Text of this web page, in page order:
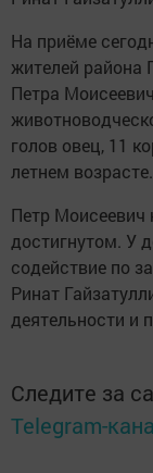
На приёме
жителей района
Петра
голов овец, 11
летнем возрасте.
Петр Моисеевич
достигнутом. У
содействие по
Ринат
деятельности и
Следите за
Telegram-